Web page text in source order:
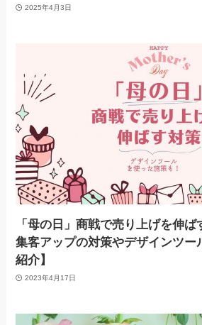
2025年4月3日
「母の日」商戦で売り上げを伸
集客アップの対策やデザインツー
紹介】
2023年4月17日